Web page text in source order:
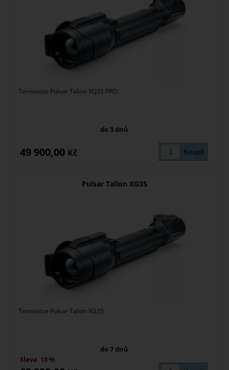
Termovize Pulsar Talion XQ35 PRO
do 3 dnů
49 900,00 Kč
Pulsar Talion XG35
Termovize Pulsar Talion XG35
do 7 dnů
Sleva 13 %